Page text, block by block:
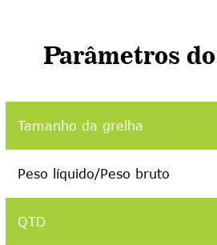
Parâmetros
Tamanho da grelha
Peso líquido/Peso bruto
QTD